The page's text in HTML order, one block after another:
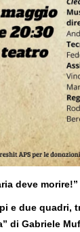
deve morire!”
e due quadri,
di Gabriele